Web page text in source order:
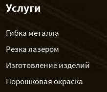
Услуги
Гибка металла
Резка лазером
Изготовление изделий
Порошковая окраска